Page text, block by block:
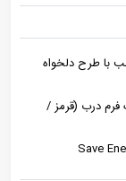
با طرح دلخواه
فرم درب (قرمز /